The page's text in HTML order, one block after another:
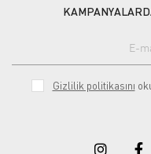
Gizlilik politikasını